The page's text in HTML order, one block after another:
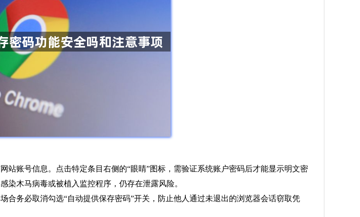
站账号信息。点击特定条目右侧的“眼睛”图标，需验证系统账户密码后才能显示明文密
染木马病毒或被植入监控程序，仍存在泄露风险。
合务必取消勾选“自动提供保存密码”开关，防止他人通过未退出的浏览器会话窃取凭